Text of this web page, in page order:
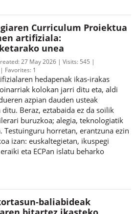
Curriculum Proiektua
artifiziala:
unea
27 May 2026 Visits: 545
Favorites: 1
hedapenak ikas‑irakas
kolokan jarri ditu eta, aldi
azpian dauden usteak
ditu. Beraz, eztabaida ez da soilik
buruzkoa; alegia, teknologiatik
Testuinguru horretan, erantzuna ezin
izan: euskaltegietan, ikuspegi
eta ECPan islatu beharko
baliabideak